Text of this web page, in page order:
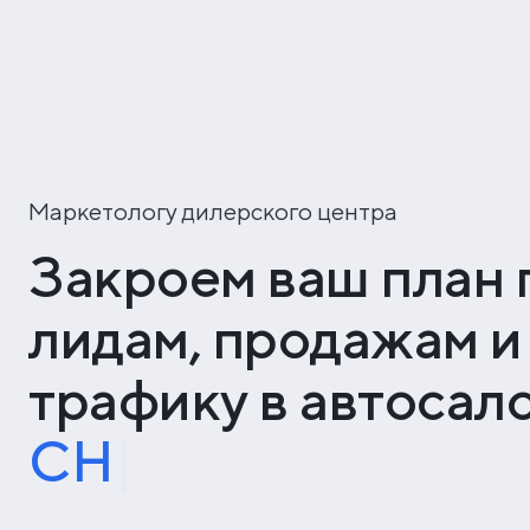
Маркетологу дилерского центра
Закроем ваш план
лидам, продажам и
трафику в
CHERY